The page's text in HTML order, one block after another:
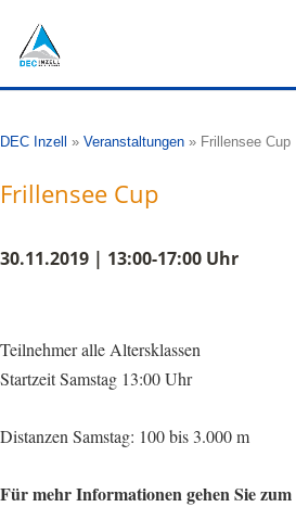
DEC Inzell » Veranstaltungen » Frillensee Cup
Frillensee Cup
30.11.2019 | 13:00-17:00 Uhr
Teilnehmer alle Altersklassen
Startzeit Samstag 13:00 Uhr
Distanzen Samstag: 100 bis 3.000 m
Für mehr Informationen gehen Sie zum